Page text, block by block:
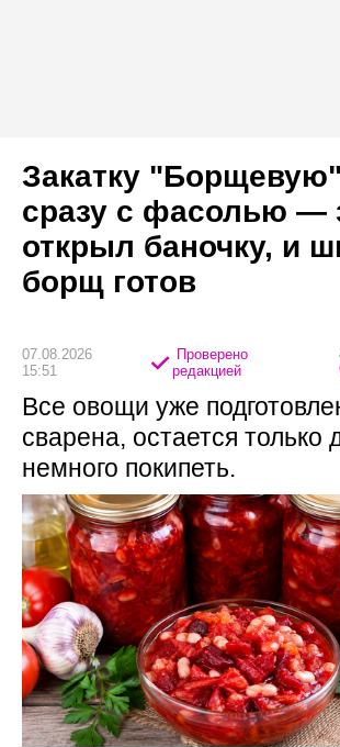
Закатку
сразу с фасолью —
открыл баночку, и
борщ готов
07.08.2026
15:51
Проверено
редакцией
Все овощи уже
сварена, остается только
немного покипеть.